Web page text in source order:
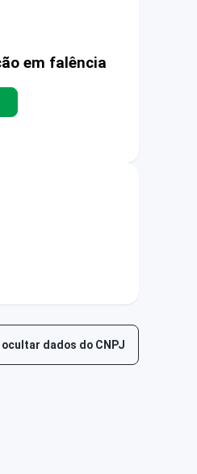
em falência
dados do CNPJ